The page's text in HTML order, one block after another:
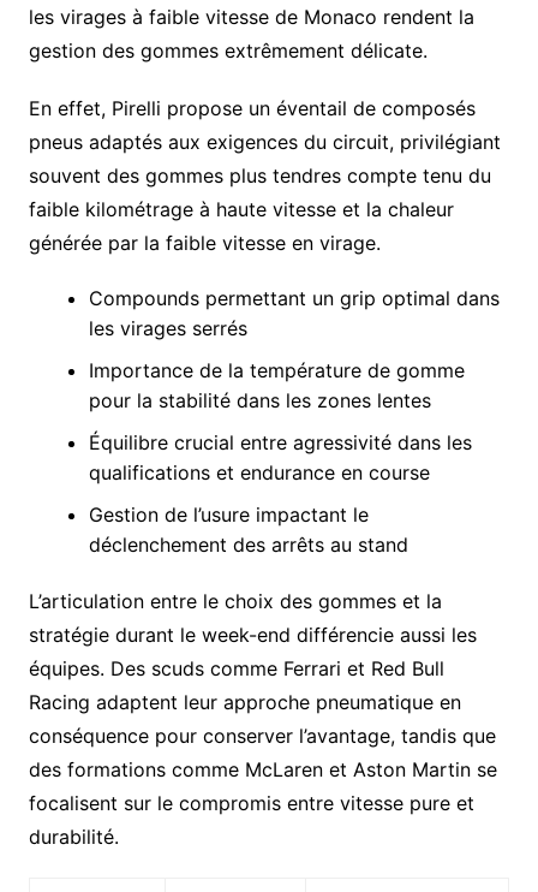
les virages à faible vitesse de Monaco rendent la
gestion des gommes extrêmement délicate.
En effet, Pirelli propose un éventail de composés
pneus adaptés aux exigences du circuit, privilégiant
souvent des gommes plus tendres compte tenu du
faible kilométrage à haute vitesse et la chaleur
générée par la faible vitesse en virage.
Compounds permettant un grip optimal dans
les virages serrés
Importance de la température de gomme
pour la stabilité dans les zones lentes
Équilibre crucial entre agressivité dans les
qualifications et endurance en course
Gestion de l’usure impactant le
déclenchement des arrêts au stand
L’articulation entre le choix des gommes et la
stratégie durant le week-end différencie aussi les
équipes. Des scuds comme Ferrari et Red Bull
Racing adaptent leur approche pneumatique en
conséquence pour conserver l’avantage, tandis que
des formations comme McLaren et Aston Martin se
focalisent sur le compromis entre vitesse pure et
durabilité.